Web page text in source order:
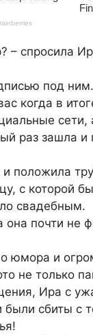
– спросила
под
когда в
сети,
раз зашла и
положила
с которой
свадебным.
почти не
юмора и
не только
Ира с
сбиты с